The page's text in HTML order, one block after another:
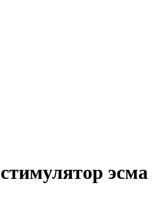
эсма